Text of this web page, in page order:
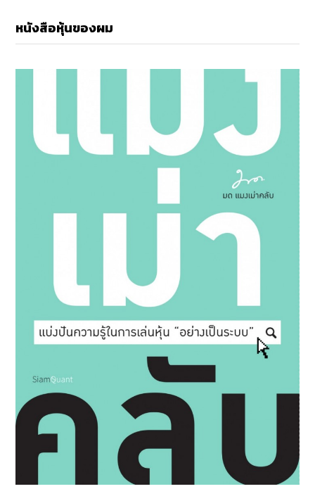
หนังสือหุ้นของผม